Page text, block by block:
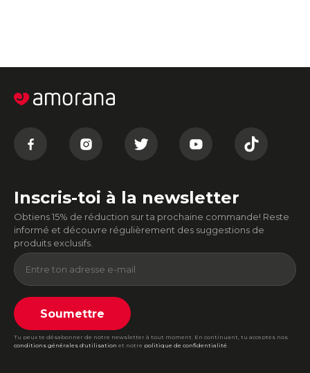
Inscris-toi à la newsletter
Obtiens 15% de réduction sur ta prochaine commande! Reste
informé et découvre régulièrement des suggestions de
produits exclusifs.
Soumettre
Tu peux te désabonner de notre newsletter à tout moment. En continuant, tu acceptes nos
conditions générales d'utilisation et notre politique de confidentialité.